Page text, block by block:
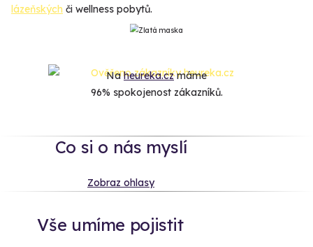
lázeňských či wellness pobytů.
Naheureka.czmáme
96% spokojenost zákazníků.
Co si o nás myslí
Zobraz ohlasy
Vše umíme pojistit